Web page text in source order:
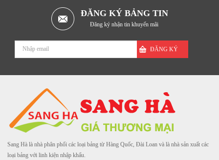
ĐĂNG KÝ BẢNG TIN
Đăng ký nhận tin khuyến mãi
ĐĂNG KÝ
Sang Hà là nhà phân phối các loại bảng từ Hàng Quốc, Đài Loan và là nhà sản xuất các
loại bảng với linh kiện nhập khẩu.